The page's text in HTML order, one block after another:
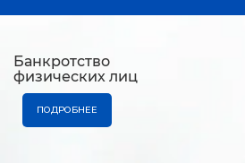
Банкротство
физических лиц
ПОДРОБНЕЕ